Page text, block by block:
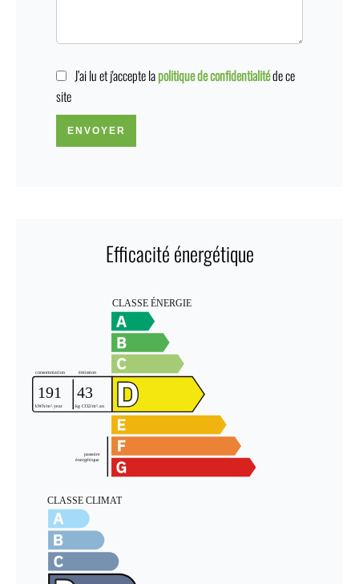
J’ai lu et j'accepte lapolitique de confidentialitéde ce
site
ENVOYER
Efficacité énergétique